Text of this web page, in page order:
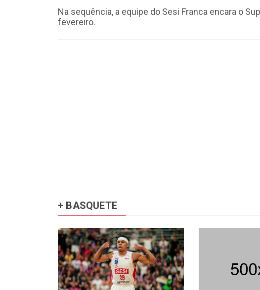
Na sequência, a equipe do Sesi Franca encara o
fevereiro.
+ BASQUETE